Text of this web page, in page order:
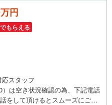
円
もらえる
応スタッフ
は空き状況確認の為、下記電話
をして頂けるとスムーズにご案